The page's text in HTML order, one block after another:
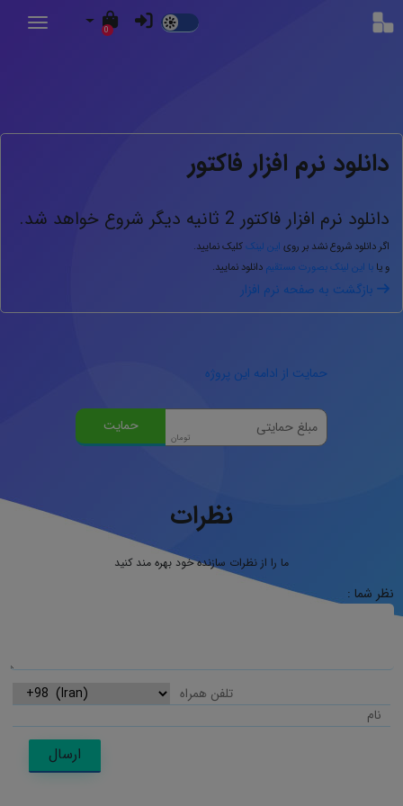
Dark
0
دانلود نرم افزار فاکتور
دانلود نرم افزار فاکتور 1 ثانیه دیگر شروع خواهد شد.
اگر دانلود شروع نشد بر روی این لینککلیک نمایید.
و یا با این لینک بصورت مستقیم دانلود نمایید.
بازگشت به صفحه نرم افزار
حمایت از ادامه این پروژه
نظرات
ما را از نظرات سازنده خود بهره مند کنید
نظر شما :
ارسال